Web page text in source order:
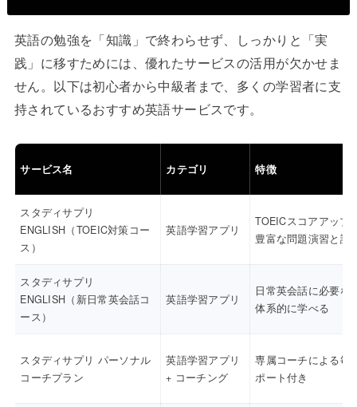
英語の勉強を「知識」で終わらせず、しっかりと「実
践」に移すためには、優れたサービスの活用が欠かせま
せん。以下は初心者から中級者まで、多くの学習者に支
持されているおすすめ英語サービスです。
サービス名 カテゴリ 特徴
スタディサプリ
ENGLISH（TOEIC対策コー
ス）
英語学習アプリ
TOEICスコアアップ
豊富な問題演習と講
スタディサプリ
ENGLISH（新日常英会話コ
ース）
英語学習アプリ
日常英会話に必要な
体系的に学べる
スタディサプリ パーソナル
コーチプラン
英語学習アプリ
+ コーチング
専属コーチによる毎
ポート付き